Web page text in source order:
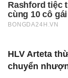
HLV Arteta
chuyển